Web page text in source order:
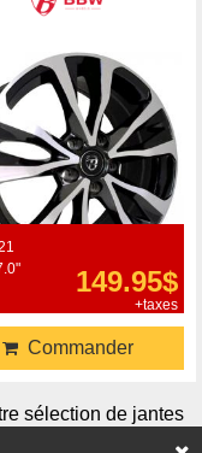
149.95$
+taxes
Commander
sélection de jantes